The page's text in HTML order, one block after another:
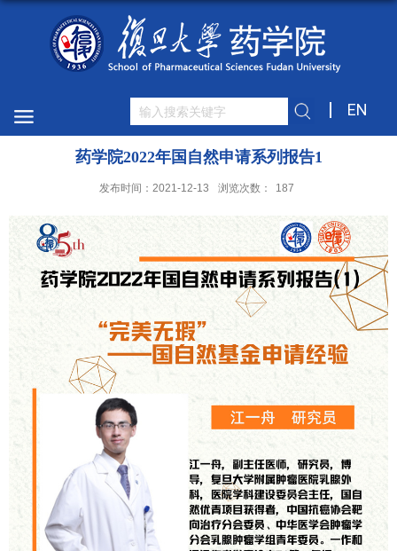
EN
药学院2022年国自然申请系列报告1
发布时间：2021-12-13 浏览次数： 187